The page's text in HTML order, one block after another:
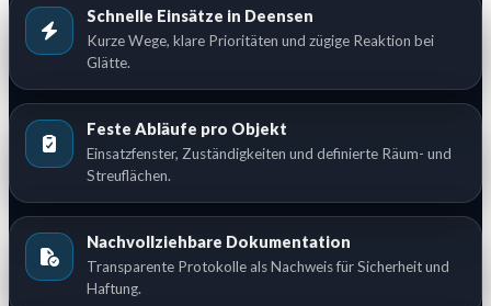
Schnelle Einsätze in Deensen
Kurze Wege, klare Prioritäten und zügige Reaktion bei
Glätte.
Feste Abläufe pro Objekt
Einsatzfenster, Zuständigkeiten und definierte Räum- und
Streuflächen.
Nachvollziehbare Dokumentation
Transparente Protokolle als Nachweis für Sicherheit und
Haftung.